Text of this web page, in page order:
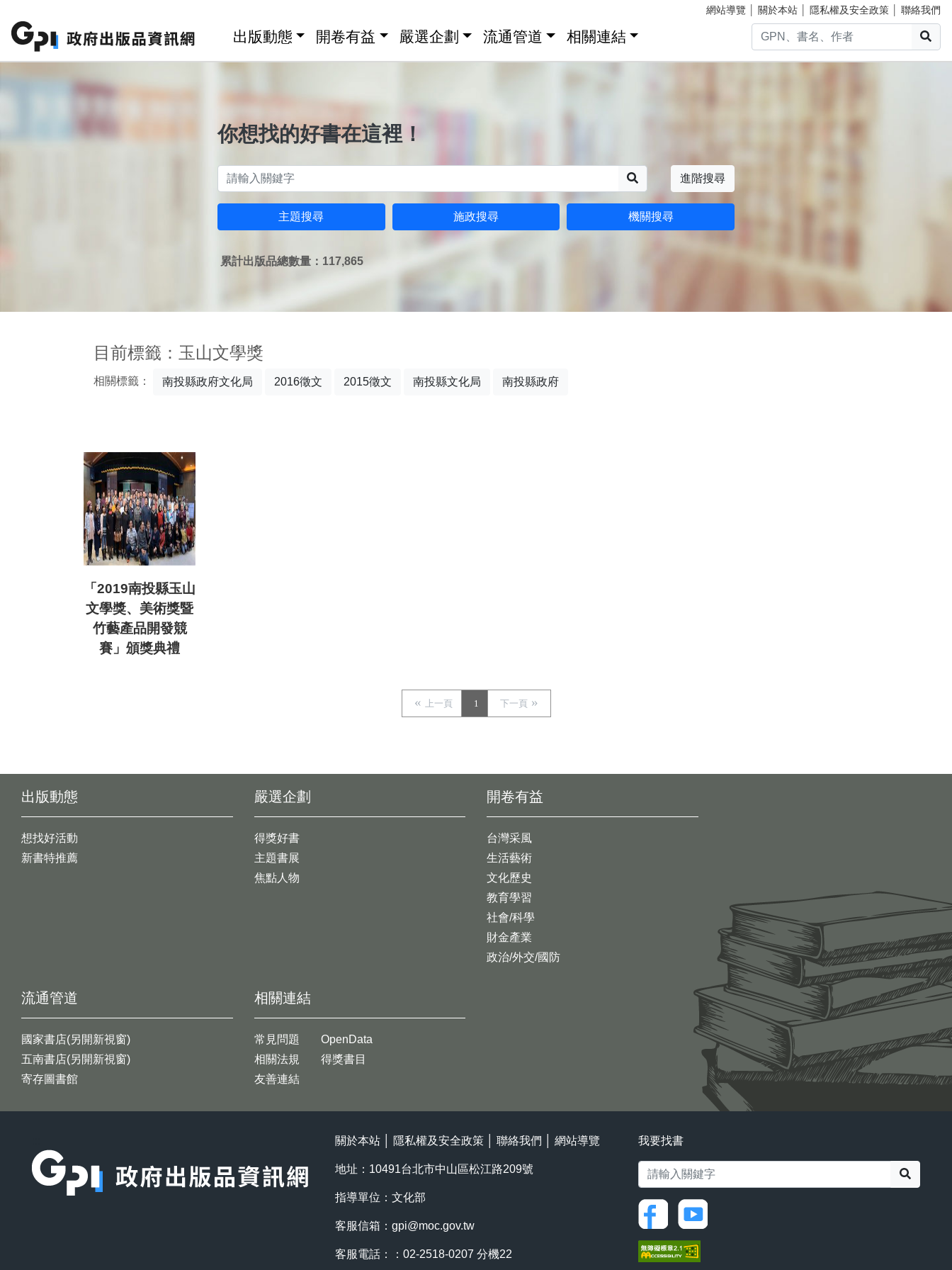
網站導覽 關於本站 隱私權及安全政策 聯絡我們
出版動態 開卷有益 嚴選企劃 流通管道 相關連結
你想找的好書在這裡！
進階搜尋
主題搜尋 施政搜尋 機關搜尋
累計出版品總數量：117,865
目前標籤：玉山文學獎
相關標籤： 南投縣政府文化局 2016徵文 2015徵文 南投縣文化局 南投縣政府
「2019南投縣玉山
文學獎、美術獎暨
竹藝產品開發競
賽」頒獎典禮
上一頁 1 下一頁
出版動態
想找好活動
新書特推薦
開卷有益
台灣采風
生活藝術
文化歷史
教育學習
社會/科學
財金產業
政治/外交/國防
嚴選企劃
得獎好書
主題書展
焦點人物
流通管道
國家書店(另開新視窗)
五南書店(另開新視窗)
寄存圖書館
相關連結
常見問題
相關法規
友善連結
OpenData
得獎書目
關於本站 隱私權及安全政策 聯絡我們 網站導覽
地址：10491台北市中山區松江路209號
指導單位：文化部
客服信箱： gpi@moc.gov.tw
客服電話：：02-2518-0207 分機22
我要找書